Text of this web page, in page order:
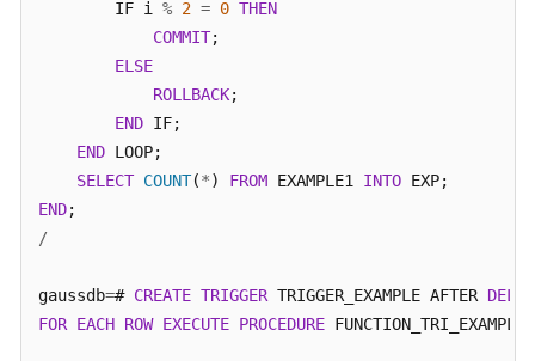
见
问
视
        IF i
% 2 = 0 THEN
COMMIT;
ELSE
ROLLBACK;
END IF;
END LOOP;
SELECT COUNT(*) FROM EXAMPLE1 INTO
END
/
gaussdb=# CREATE TRIGGER TRIGGER_EXAMPLE AFTER
FOR EACH ROW EXECUTE PROCEDURE